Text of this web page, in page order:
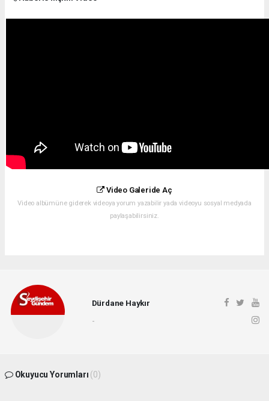
Video Galeride Aç
Video albümüne giderek videoya yorum yazabilir yada videoyu sosyal medyada
paylaşabilirsiniz.
Dürdane Haykır
-
Okuyucu Yorumları (0)